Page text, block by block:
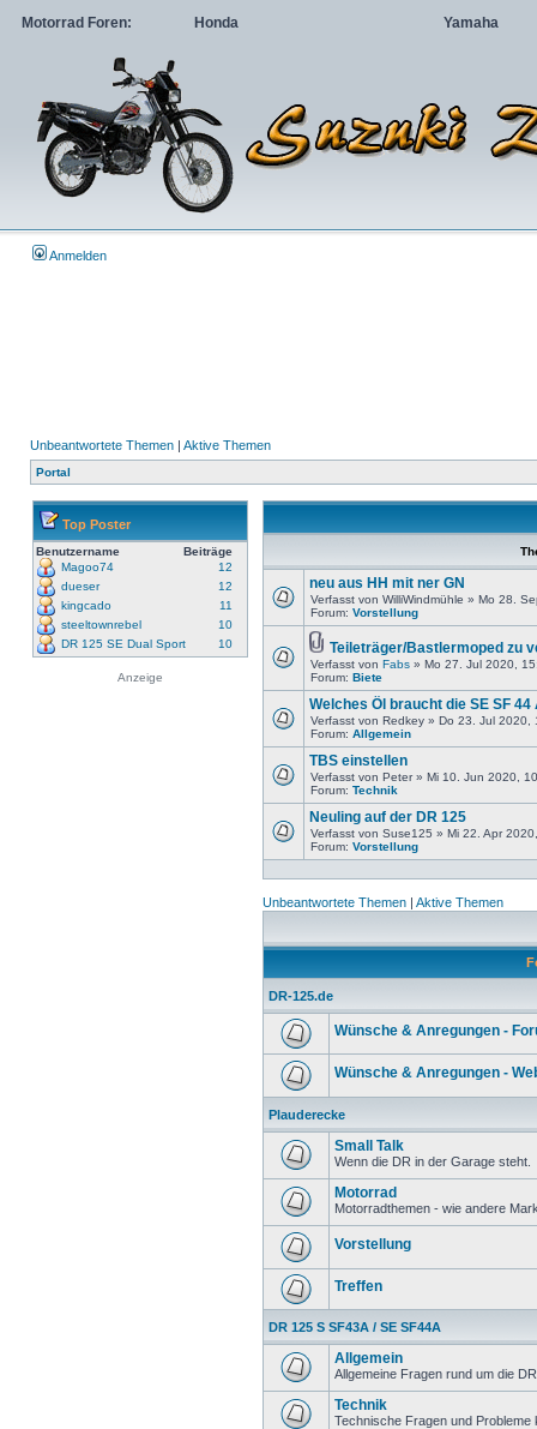
Motorrad Foren: Honda Yamaha
Anmelden
Unbeantwortete Themen | Aktive Themen
Portal
Top Poster
Benutzername
Beiträge
Magoo74
12
dueser
12
kingcado
11
steeltownrebel
10
DR 125 SE Dual Sport
10
Anzeige
neu aus HH mit ner GN
Verfasst von WilliWindmühle » Mo 28.
Forum: Vorstellung
Teileträger/Bastlermoped zu
Verfasst von Fabs » Mo 27. Jul 2020,
Forum: Biete
Welches Öl braucht die SE SF 44
Verfasst von Redkey » Do 23. Jul 2020,
Forum: Allgemein
TBS einstellen
Verfasst von Peter » Mi 10. Jun 2020,
Forum: Technik
Neuling auf der DR 125
Verfasst von Suse125 » Mi 22. Apr
Forum: Vorstellung
Unbeantwortete Themen | Aktive Themen
DR-125.de
Wünsche & Anregungen -
Wünsche & Anregungen -
Plauderecke
Small Talk
Wenn die DR in der Garage steht.
Motorrad
Motorradthemen - wie andere
Vorstellung
Treffen
DR 125 S SF43A / SE SF44A
Allgemein
Allgemeine Fragen rund um die
Technik
Technische Fragen und Probleme